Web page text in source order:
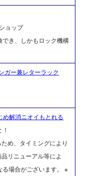
ョップ
でき、しかもロック機構
ー兼レターラック
め解消ニオイもとれる
め、タイミングにより
リニューアル等によ
る場合がございます。 ※